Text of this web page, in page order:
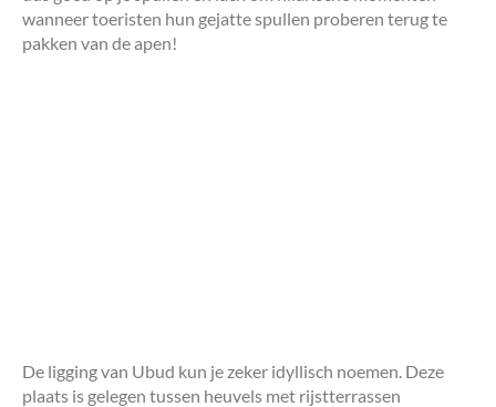
wanneer toeristen hun gejatte spullen proberen terug te
pakken van de apen!
De ligging van Ubud kun je zeker idyllisch noemen. Deze
plaats is gelegen tussen heuvels met rijstterrassen